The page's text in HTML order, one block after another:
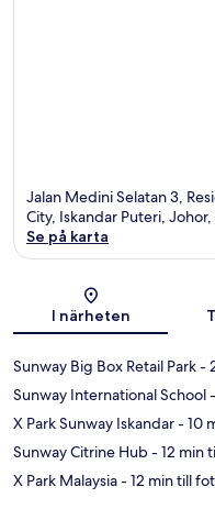
Jalan Medini Selatan 3,
City, Iskandar Puteri,
Se på karta
I närheten
Sunway Big Box Retail Park-
Sunway International School
X Park Sunway Iskandar- 10
Sunway Citrine Hub- 12 min
X Park Malaysia- 12 min till